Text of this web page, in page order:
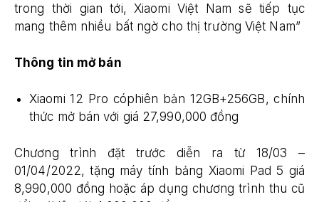
trong thời gian tới, Xiaomi Việt Nam sẽ tiếp tục
mang thêm nhiều bất ngờ cho thị trường Việt Nam”
Thông tin mở bán
Xiaomi 12 Pro cóphiên bản 12GB+256GB, chính
thức mở bán với giá 27,990,000 đồng
Chương trình đặt trước diễn ra từ 18/03 –
01/04/2022, tặng máy tính bảng Xiaomi Pad 5 giá
8,990,000 đồng hoặc áp dụng chương trình thu cũ